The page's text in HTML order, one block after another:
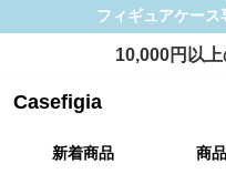
フィギュアケース
10,000円以
Casefigia
新着商品 商